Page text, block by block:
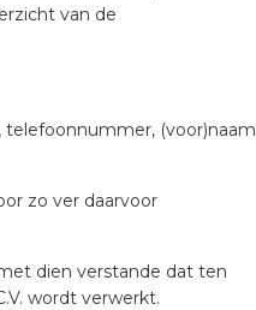
van de
telefoonnummer, (voor)naam
zo ver daarvoor
dien verstande dat ten
wordt verwerkt.